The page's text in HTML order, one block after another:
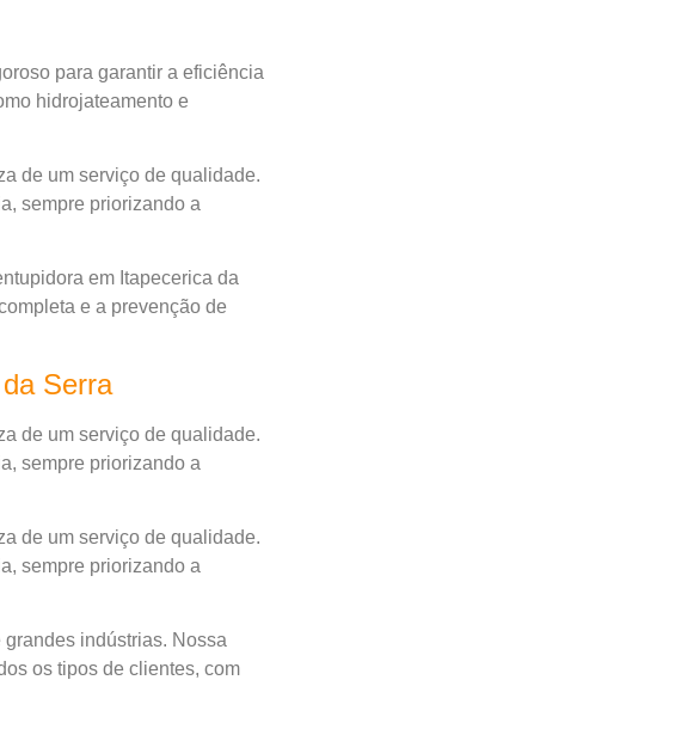
para garantir a eficiência
hidrojateamento e
de um serviço de qualidade.
sempre priorizando a
em Itapecerica da
e a prevenção de
Serra
de um serviço de qualidade.
sempre priorizando a
de um serviço de qualidade.
sempre priorizando a
indústrias. Nossa
os tipos de clientes, com